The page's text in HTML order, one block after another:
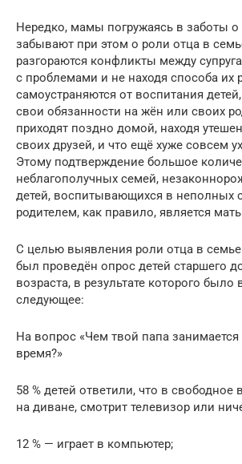
Нередко, мамы погружаясь в заботы о
забывают при этом о роли отца в
разгораются конфликты между
с проблемами и не находя способа их
самоустраняются от воспитания
свои обязанности на жён или своих
приходят поздно домой, находя
своих друзей, и что ещё хуже совсем
Этому подтверждение большое
неблагополучных семей,
детей, воспитывающихся в неполных
родителем, как правило, является
С целью выявления роли отца в семье
был проведён опрос детей старшего
возраста, в результате которого
следующее:
На вопрос «Чем твой папа
время?»
58 % детей ответили, что в свободное
на диване, смотрит телевизор или
12 % — играет в компьютер;